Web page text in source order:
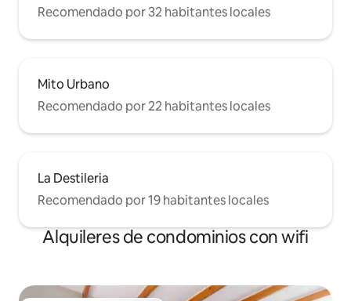
Recomendado por 32 habitantes locales
Mito Urbano
Recomendado por 22 habitantes locales
La Destileria
Recomendado por 19 habitantes locales
Alquileres de condominios con wifi